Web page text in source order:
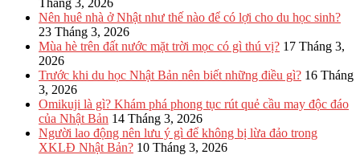
Tháng 3, 2026
Nên huê nhà ở Nhật như thế nào để có lợi cho du học sinh?
23 Tháng 3, 2026
Mùa hè trên đất nước mặt trời mọc có gì thú vị? 17 Tháng 3,
2026
Trước khi du học Nhật Bản nên biết những điều gì? 16 Tháng
3, 2026
Omikuji là gì? Khám phá phong tục rút quẻ cầu may độc đáo
của Nhật Bản 14 Tháng 3, 2026
Người lao động nên lưu ý gì để không bị lừa đảo trong
XKLĐ Nhật Bản? 10 Tháng 3, 2026